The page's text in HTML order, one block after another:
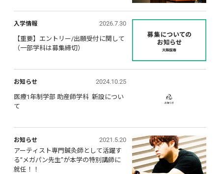
入学情報 2026.7.30
【重要】エントリー/出願受付に関して
（一部学科は募集締切）
お知らせ 2024.10.25
医療1年制学部 助産師学科  新設につい
て
お知らせ
2021.5.20
アーティスト専門鍼灸師として活躍す
る“メガパン先生”が本学の特別講師に
就任！！